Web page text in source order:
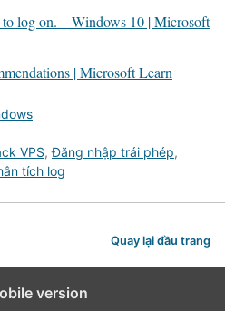
log on. – Windows 10 | Microsoft
| Microsoft Learn
VPS,Đăng nhập trái phép,
tích log
Quay lại đầu trang
version